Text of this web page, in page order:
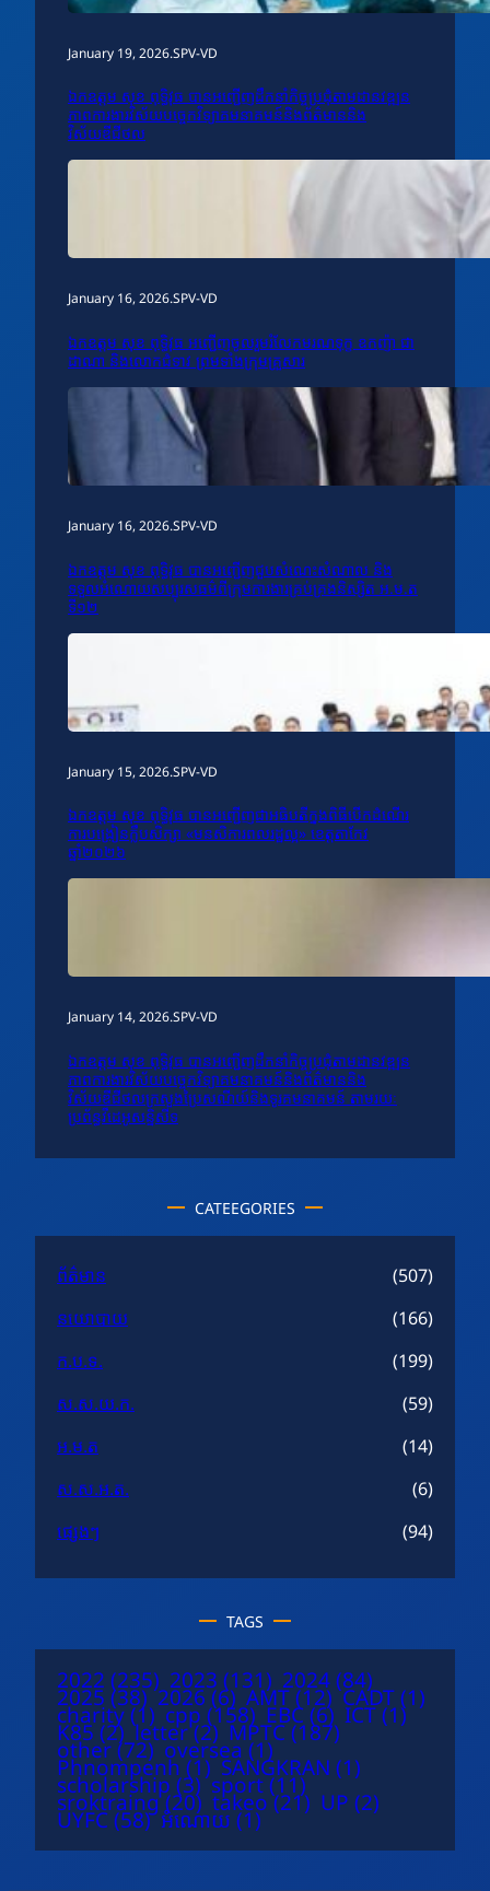
January 19, 2026.SPV-VD
ឯកឧត្តម សុខ ពុទ្ធិវុធ បានអញ្ជើញដឹកនាំកិច្ចប្រជុំតាមដានវឌ្ឍន
ភាពការងារវិស័យបច្ចេកវិទ្យាគមនាគមន៍និងព័ត៌មាននិង
វិស័យឌីជីថល
January 16, 2026.SPV-VD
ឯកឧត្តម សុខ ពុទ្ធិវុធ អញ្ជើញចូលរួមរំលែកមរណទុក្ខ ឧកញ៉ា ជា
ដាណា និងលោកជំទាវ ព្រមទាំងក្រុមគ្រួសារ
January 16, 2026.SPV-VD
ឯកឧត្តម សុខ ពុទ្ធិវុធ បានអញ្ជើញជួបសំណេះសំណាល និង
ទទួលអំណោយសប្បុរសធម៌ពីក្រុមការងារគ្រប់គ្រងនិស្សិត អ.ម.ត
ទី១២
January 15, 2026.SPV-VD
ឯកឧត្តម សុខ ពុទ្ធិវុធ បានអញ្ជើញជាអធិបតីក្នុងពិធីបើកដំណើរ
ការបង្រៀនក្លឹបសិក្សា «មនសិការពលរដ្ឋល្អ» ខេត្តតាកែវ
ឆ្នាំ២០២៦
January 14, 2026.SPV-VD
ឯកឧត្តម សុខ ពុទ្ធិវុធ បានអញ្ជើញដឹកនាំកិច្ចប្រជុំតាមដានវឌ្ឍន
ភាពការងារវិស័យបច្ចេកវិទ្យាគមនាគមន៍និងព័ត៌មាននិង
វិស័យឌីជីថលក្រសួងប្រៃសណីយ៍និងទូរគមនាគមន៍ តាមរយៈ
ប្រព័ន្ធវីដេអូសន្និសីទ
CATEEGORIES
ព័ត៌មាន
(507)
នយោបាយ
(166)
ក.ប.ទ.
(199)
ស.ស.យ.ក.
(59)
អ.ម.ត
(14)
ស.ស.អ.ត.
(6)
ផ្សេងៗ
(94)
TAGS
2022 (235) 2023 (131) 2024 (84)
2025 (38) 2026 (6) AMT (12) CADT (1)
charity (1) cpp (158) EBC (6) ICT (1)
K85 (2) letter (2) MPTC (187)
other (72) oversea (1)
Phnompenh (1) SANGKRAN (1)
scholarship (3) sport (11)
sroktraing (20) takeo (21) UP (2)
UYFC (58) អំណោយ (1)